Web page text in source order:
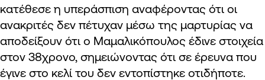
κατέθεσε η υπεράσπιση αναφέροντας ότι οι
ανακριτές δεν πέτυχαν μέσω της μαρτυρίας να
αποδείξουν ότι ο Μαμαλικόπουλος έδινε στοιχεία
στον 38χρονο, σημειώνοντας ότι σε έρευνα που
έγινε στο κελί του δεν εντοπίστηκε οτιδήποτε.